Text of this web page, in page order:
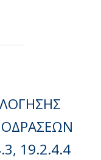
19.2.4.4